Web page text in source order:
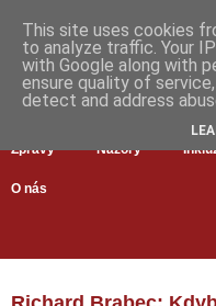
Zprávy Názory
O nás
This site uses cookies
to analyze traffic. Your
with Google along with
ensure quality of
detect and address